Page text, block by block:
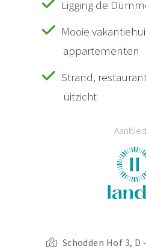
Ligging de
Mooie
appartementen
Strand,
uitzicht
Schodden Hof 3, D